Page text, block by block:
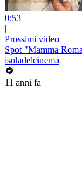
0:53
|
Prossimi video
Spot "Mamma
isoladelcinema
11 anni fa